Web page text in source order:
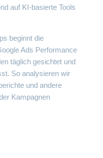
auf KI-basierte Tools
beginnt die
Ads Performance
täglich gesichtet und
So analysieren wir
und andere
Kampagnen